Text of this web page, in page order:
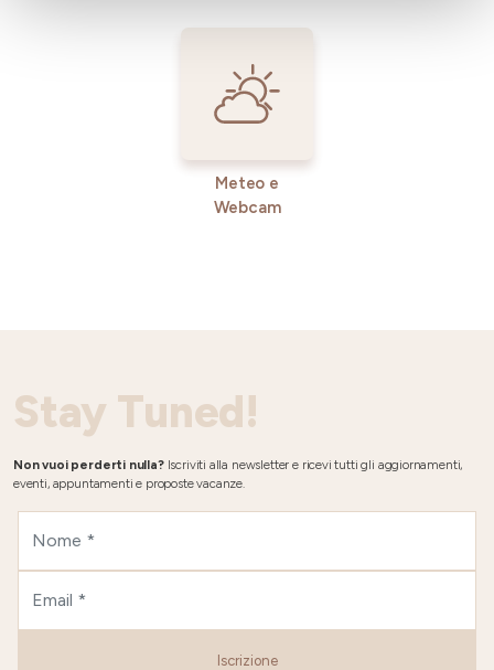
Meteo e
Webcam
Stay Tuned!
Non vuoi perderti nulla?Iscriviti alla newsletter e ricevi tutti gli aggiornamenti,
eventi, appuntamenti e proposte vacanze.
Iscrizione